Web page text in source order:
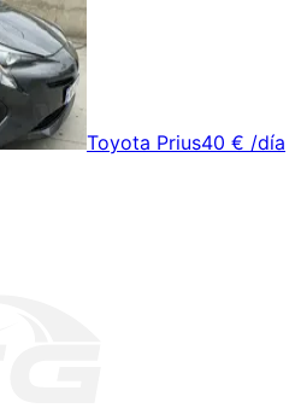
Toyota Prius40 € /día